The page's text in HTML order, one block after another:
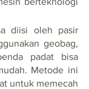
diisi oleh pasir
geobag,
padat bisa
Metode ini
untuk memecah